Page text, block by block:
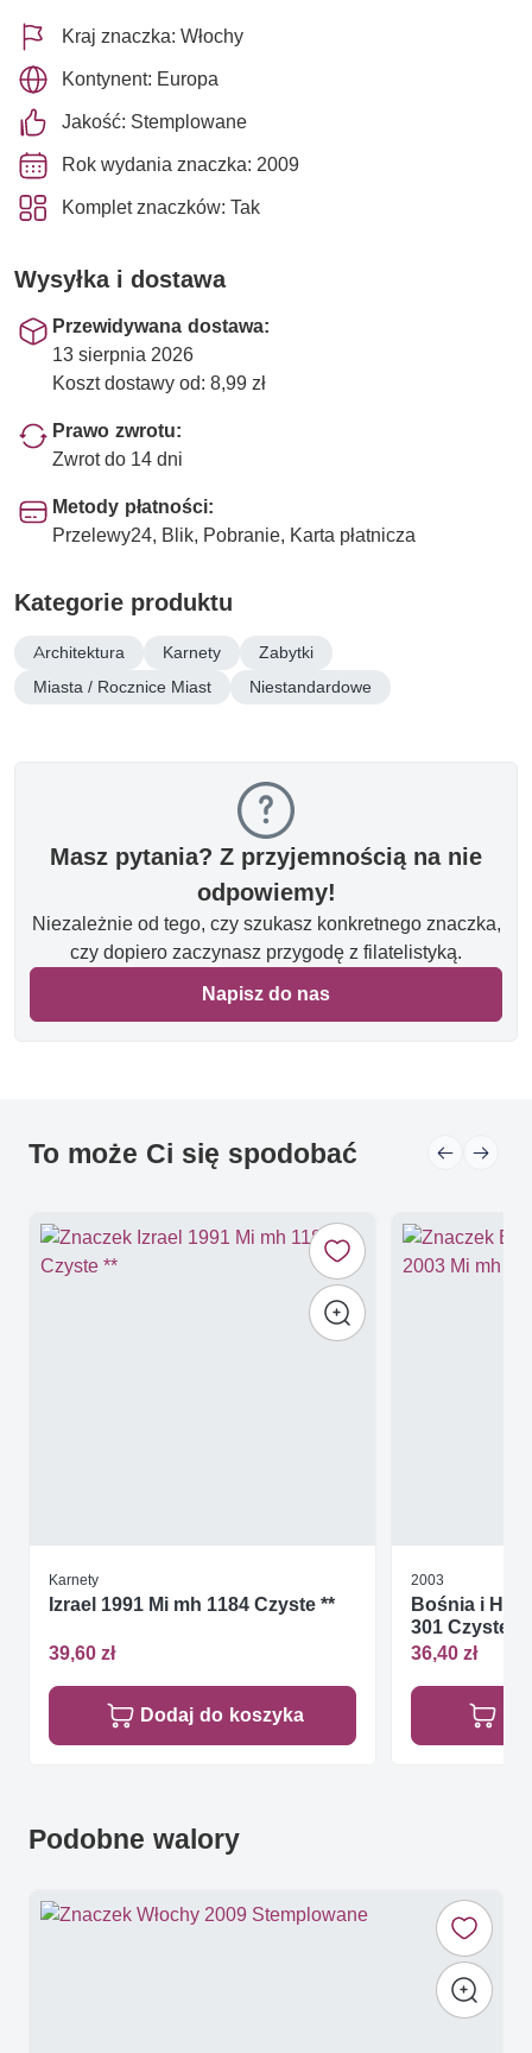
Kraj znaczka: Włochy
Kontynent: Europa
Jakość: Stemplowane
Rok wydania znaczka: 2009
Komplet znaczków: Tak
Wysyłka i dostawa
Przewidywana dostawa:
13 sierpnia 2026
Koszt dostawy od: 8,99 zł
Prawo zwrotu:
Zwrot do 14 dni
Metody płatności:
Przelewy24, Blik, Pobranie, Karta płatnicza
Kategorie produktu
Architektura Karnety
Zabytki
Miasta / Rocznice Miast
Niestandardowe
Masz pytania? Z przyjemnością na nie
odpowiemy!
Niezależnie od tego, czy szukasz konkretnego znaczka,
czy dopiero zaczynasz przygodę z filatelistyką.
Napisz do nas
To może Ci się spodobać
Karnety
Izrael 1991 Mi mh 1184 Czyste **
39,60 zł
Dodaj do koszyka
2003
Bośnia i
301 Czyste **
36,40 zł
Podobne walory